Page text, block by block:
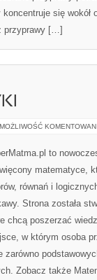
się wokół
przyprawy […]
MOŻLIWOŚĆ
to
matematyce,
równań i
Strona została
chcą poszerzać
w którym osoba
Zobacz także